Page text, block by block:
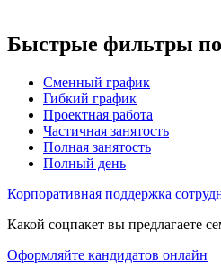
Быстрые фильтры
Сменный график
Гибкий график
Проектная работа
Частичная занятость
Полная занятость
Полный день
Корпоративная поддержка
Какой соцпакет вы предлагаете
Оформляйте кандидатов онлайн